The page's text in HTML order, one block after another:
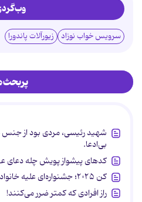
سرویس خواب نوزاد زیورآلات پاندورا
شهید رئیسی، مردی بود از جنس
بی‌ادعا.
کدهای پیشواز پویش چله دعای
کن ۲۰۲۵؛ جشنواره‌ای علیه خانواده
راز افرادی که کمتر ضرر می‌کنند!